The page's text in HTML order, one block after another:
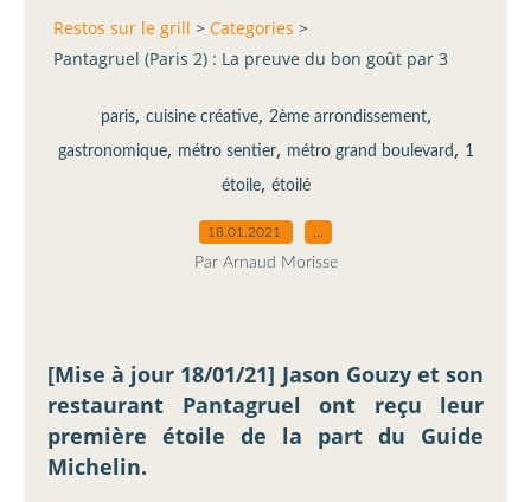
Restos sur le grill > Categories >
Pantagruel (Paris 2) : La preuve du bon goût par 3
paris, cuisine créative, 2ème arrondissement,
gastronomique, métro sentier, métro grand boulevard , 1
étoile, étoilé
18.01.2021
Par Arnaud Morisse
[Mise à jour 18/01/21] Jason Gouzy et son
restaurant Pantagruel ont reçu leur
première étoile de la part du Guide
Michelin.